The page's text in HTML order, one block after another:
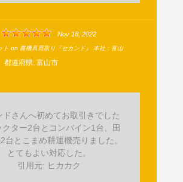
Nov 18, 2022
ト on 農機具買取り『セカンド』 本社：富山
都道府県: 富山市
ドさんへ初めてお取引きでした
クター2台とコンバイン1台、田
台とこまめ耕運機売りました。
とてもよい対応した。
引用元: ヒカカク